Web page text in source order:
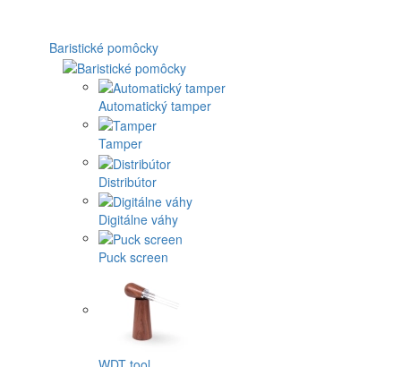
Baristické pomôcky
Automatický tamper
Tamper
Distribútor
Digitálne váhy
Puck screen